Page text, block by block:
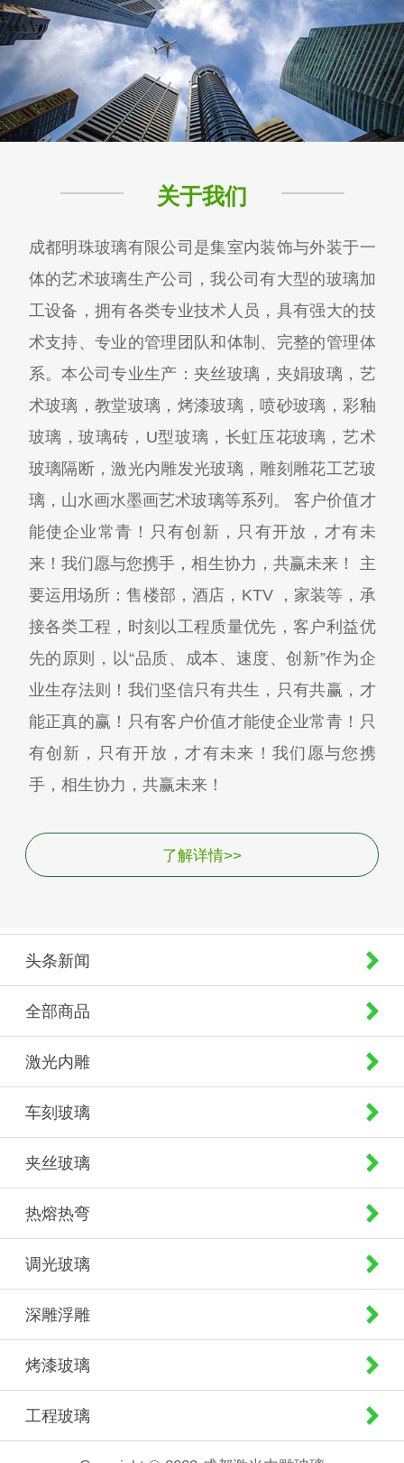
关于我们
成都明珠玻璃有限公司是集室内装饰与外装于一
体的艺术玻璃生产公司，我公司有大型的玻璃加
工设备，拥有各类专业技术人员，具有强大的技
术支持、专业的管理团队和体制、完整的管理体
系。本公司专业生产：夹丝玻璃，夹娟玻璃，艺
术玻璃，教堂玻璃，烤漆玻璃，喷砂玻璃，彩釉
玻璃，玻璃砖，U型玻璃，长虹压花玻璃，艺术
玻璃隔断，激光内雕发光玻璃，雕刻雕花工艺玻
璃，山水画水墨画艺术玻璃等系列。 客户价值才
能使企业常青！只有创新，只有开放，才有未
来！我们愿与您携手，相生协力，共赢未来！ 主
要运用场所：售楼部，酒店，KTV ，家装等，承
接各类工程，时刻以工程质量优先，客户利益优
先的原则，以“品质、成本、速度、创新”作为企
业生存法则！我们坚信只有共生，只有共赢，才
能正真的赢！只有客户价值才能使企业常青！只
有创新，只有开放，才有未来！我们愿与您携
手，相生协力，共赢未来！
了解详情>>
头条新闻
全部商品
激光内雕
车刻玻璃
夹丝玻璃
热熔热弯
调光玻璃
深雕浮雕
烤漆玻璃
工程玻璃